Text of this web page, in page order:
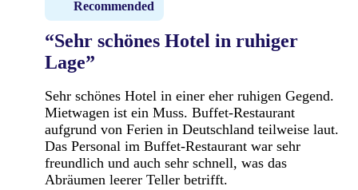
Recommended
“Sehr schönes Hotel in ruhiger
Lage”
Sehr schönes Hotel in einer eher ruhigen Gegend.
Mietwagen ist ein Muss. Buffet-Restaurant
aufgrund von Ferien in Deutschland teilweise laut.
Das Personal im Buffet-Restaurant war sehr
freundlich und auch sehr schnell, was das
Abräumen leerer Teller betrifft.